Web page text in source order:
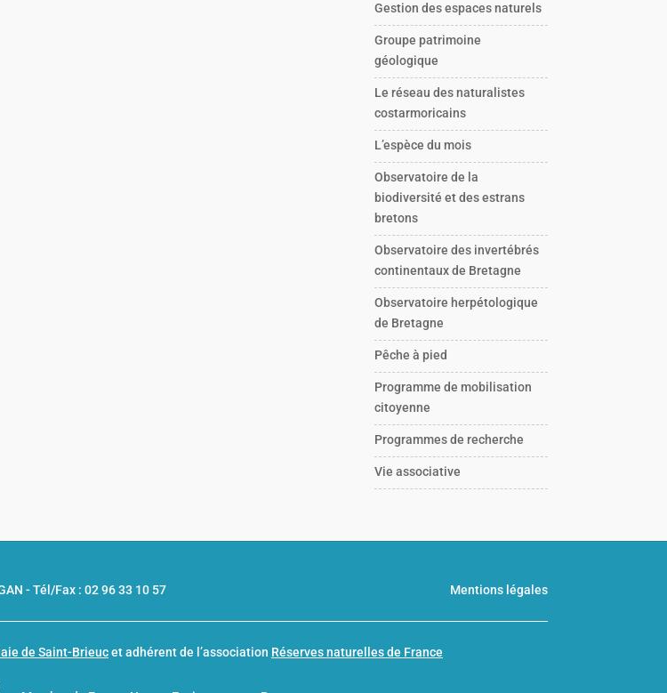
Gestion des espaces naturels
Groupe patrimoine
géologique
Le réseau des naturalistes
costarmoricains
L’espèce du mois
Observatoire de la
biodiversité et des estrans
bretons
Observatoire des invertébrés
continentaux de Bretagne
Observatoire herpétologique
de Bretagne
Pêche à pied
Programme de mobilisation
citoyenne
Programmes de recherche
Vie associative
-Tél/Fax : 02 96 33 10 57 Mentions légales
de Saint-Brieucet adhérent de l’association Réserves naturelles de France